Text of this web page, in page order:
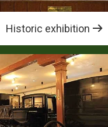
Historic exhibition